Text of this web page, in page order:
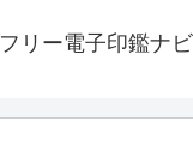
フリー電子印鑑ナビ